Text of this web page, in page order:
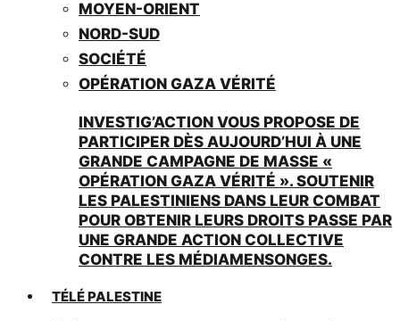
MOYEN-ORIENT
NORD-SUD
SOCIÉTÉ
OPÉRATION GAZA VÉRITÉ
INVESTIG’ACTION VOUS PROPOSE DE
PARTICIPER DÈS AUJOURD’HUI À UNE
GRANDE CAMPAGNE DE MASSE «
OPÉRATION GAZA VÉRITÉ ». SOUTENIR
LES PALESTINIENS DANS LEUR COMBAT
POUR OBTENIR LEURS DROITS PASSE PAR
UNE GRANDE ACTION COLLECTIVE
CONTRE LES MÉDIAMENSONGES.
TÉLÉ PALESTINE